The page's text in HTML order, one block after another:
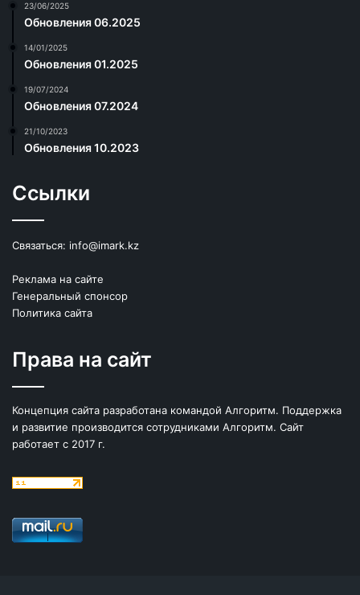
23/06/2025
Обновления 06.2025
14/01/2025
Обновления 01.2025
19/07/2024
Обновления 07.2024
21/10/2023
Обновления 10.2023
Ссылки
Связаться: info@imark.kz
Реклама на сайте
Генеральный спонсор
Политика сайта
Права на сайт
Концепция сайта разработана командой Алгоритм. Поддержка
и развитие производится сотрудниками Алгоритм. Сайт
работает с 2017 г.